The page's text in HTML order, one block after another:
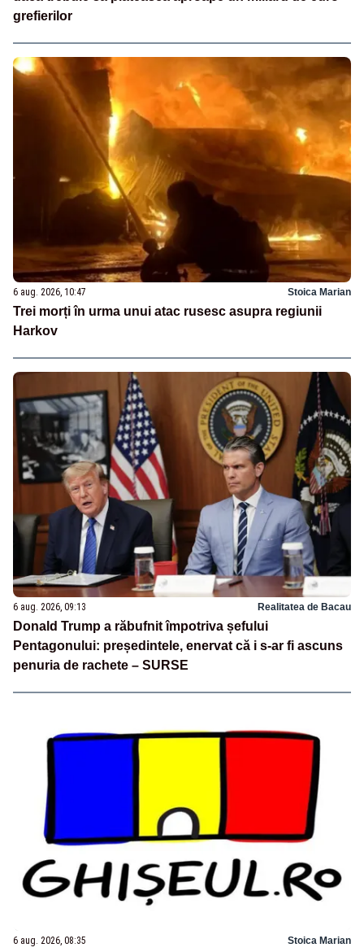
grefierilor
6 aug. 2026, 10:47 Stoica Marian
Trei morți în urma unui atac rusesc asupra regiunii
Harkov
6 aug. 2026, 09:13 Realitatea de Bacau
Donald Trump a răbufnit împotriva șefului
Pentagonului: președintele, enervat că i s-ar fi ascuns
penuria de rachete – SURSE
6 aug. 2026, 08:35 Stoica Marian